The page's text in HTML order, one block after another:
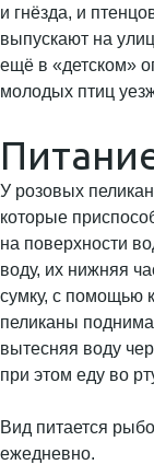
и гнёзда, и
выпускают на
ещё в «детском»
молодых птиц
У розовых
которые
на поверхности
воду, их нижняя
сумку, с помощью
пеликаны
вытесняя воду
при этом еду во
Вид питается
ежедневно.